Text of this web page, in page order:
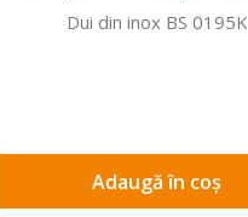
Dui din inox BS 0195K
Adaugă în coș